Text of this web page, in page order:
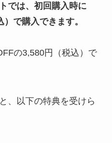
では、 初回購入時に
で購入できます。
の3,580円（税込）で
、以下の特典を受けら